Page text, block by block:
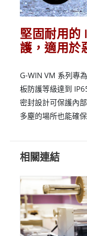
堅固耐用的
護，適用於
G-WIN VM 系列專
板防護等級達到
密封設計可保護內
多塵的場所也能確
相關連結